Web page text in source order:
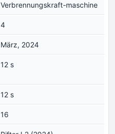
Verbrennungskraft-maschine
4
März, 2024
12 s
12 s
16